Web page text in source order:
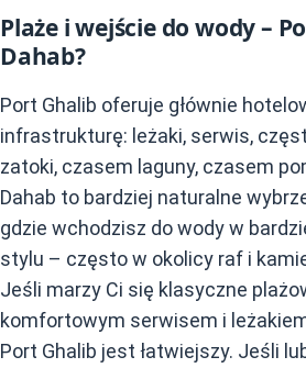
Plaże i wejście do wody –
Dahab?
Port Ghalib oferuje głównie
infrastrukturę: leżaki, serwis,
zatoki, czasem laguny, czasem
Dahab to bardziej naturalne
gdzie wchodzisz do wody w
stylu – często w okolicy raf i
Jeśli marzy Ci się klasyczne
komfortowym serwisem i
Port Ghalib jest łatwiejszy. Jeśli